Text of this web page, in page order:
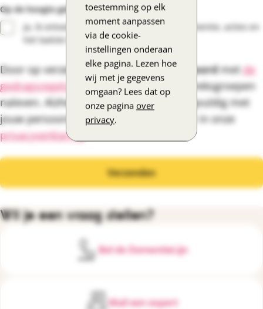
toestemming op elk
moment aanpassen
via de cookie-
instellingen onderaan
elke pagina. Lezen hoe
wij met je gegevens
omgaan? Lees dat op
onze pagina over
privacy.
Op de hoogte gehouden worden?
Ja, ik ontvang graag per e-mail tips over dementie, acties en
het laatste nieuws.
Door op verzenden te klikken, ga jeakkoordmetde
gedragsregels
die wij tijdens onze gespreksgroepen
naleven. Alzheimer Nederland gaat zorgvuldig met
jouw persoonsgegevens om. Lees meer in onze
privacyverklaring
Wil je een vraag stellen?
Bel de DementieLijn
Mail een expert